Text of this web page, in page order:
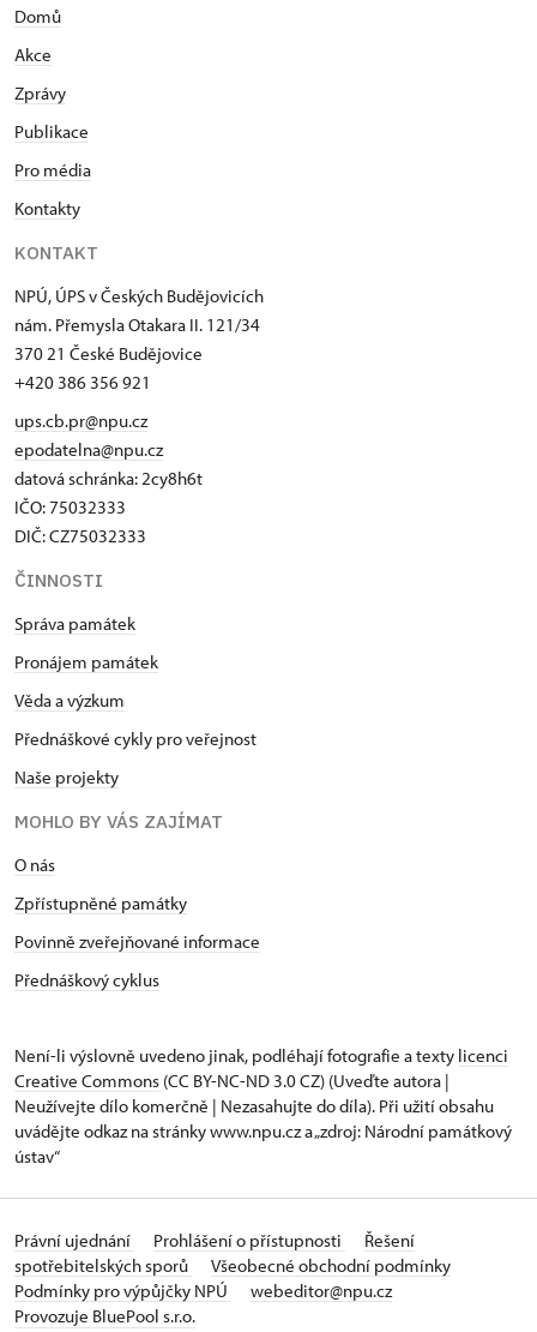
Domů
Akce
Zprávy
Publikace
Pro média
Kontakty
KONTAKT
NPÚ, ÚPS v Českých Budějovicích
nám. Přemysla Otakara II. 121/34
370 21 České Budějovice
+420 386 356 921
ups.cb.pr@npu.cz
epodatelna@npu.cz
datová schránka: 2cy8h6t​
IČO: 75032333
DIČ: CZ75032333
ČINNOSTI
Správa památek
Pronájem památek
Věda a výzkum
Přednáškové cykly pro veřejnost
Naše projekty
MOHLO BY VÁS ZAJÍMAT
O nás
Zpřístupněné památky
Povinně zveřejňované informace
Přednáškový cyklus
Není-li výslovně uvedeno jinak, podléhají fotografie a texty licenci
Creative Commons (CC BY-NC-ND 3.0 CZ) (Uveďte autora |
Neužívejte dílo komerčně | Nezasahujte do díla). Při užití obsahu
uvádějte odkaz na stránky www.npu.cz a „zdroj: Národní památkový
ústav“
Právní ujednání Prohlášení o přístupnosti
Řešení
spotřebitelských sporů
Všeobecné obchodní podmínky
Podmínky pro výpůjčky NPÚ
webeditor@npu.cz
Provozuje BluePool s.r.o.